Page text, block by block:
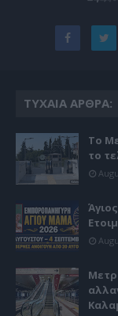
ΤΥΧΑΊΑ ΆΡΘΡΑ:
Το
το